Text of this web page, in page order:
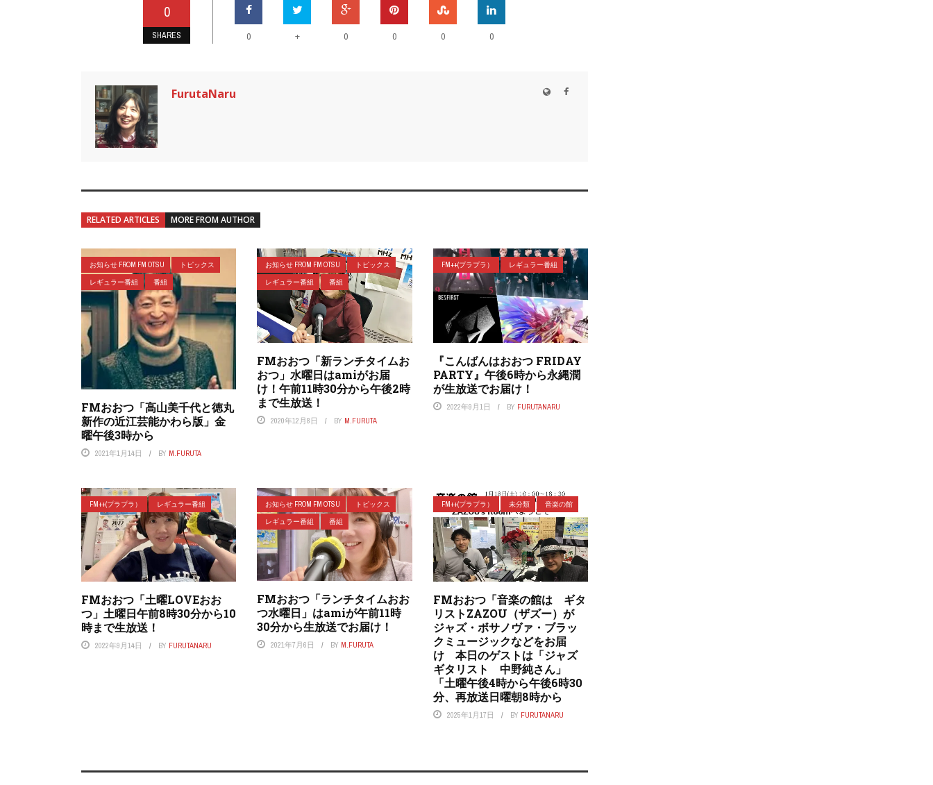
0
SHARES 0 + 0 0 0 0
FurutaNaru
RELATED ARTICLES MORE FROM AUTHOR
お知らせ FROM FM OTSU
トピックス
レギュラー番組
番組
FMおおつ「高山美千代と徳丸
新作の近江芸能かわら版」金
曜午後3時から
2021年1月14日 BY M.FURUTA
お知らせ FROM FM OTSU
トピックス
レギュラー番組
番組
FMおおつ「新ランチタイムお
おつ」水曜日はamiがお届
け！午前11時30分から午後2時
まで生放送！
2020年12月8日 BY M.FURUTA
FM++(プラプラ） レギュラー番組
『こんばんはおおつ FRIDAY
PARTY』午後6時から永縄潤
が生放送でお届け！
2022年9月1日 BY FURUTANARU
FM++(プラプラ） レギュラー番組
FMおおつ「土曜LOVEおお
つ」土曜日午前8時30分から10
時まで生放送！
2022年9月14日 BY FURUTANARU
お知らせ FROM FM OTSU
トピックス
レギュラー番組
番組
FMおおつ「ランチタイムおお
つ水曜日」はamiが午前11時
30分から生放送でお届け！
2021年7月6日 BY M.FURUTA
FM++(プラプラ） 未分類 音楽の館
FMおおつ「音楽の館は ギタ
リストZAZOU（ザズー）が
ジャズ・ボサノヴァ・ブラッ
クミュージックなどをお届
け 本日のゲストは「ジャズ
ギタリスト 中野純さん」
「土曜午後4時から午後6時30
分、再放送日曜朝8時から
2025年1月17日 BY FURUTANARU